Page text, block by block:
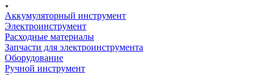
Аккумуляторный инструмент
Электроинструмент
Расходные материалы
Запчасти для электроинструмента
Оборудование
Ручной инструмент